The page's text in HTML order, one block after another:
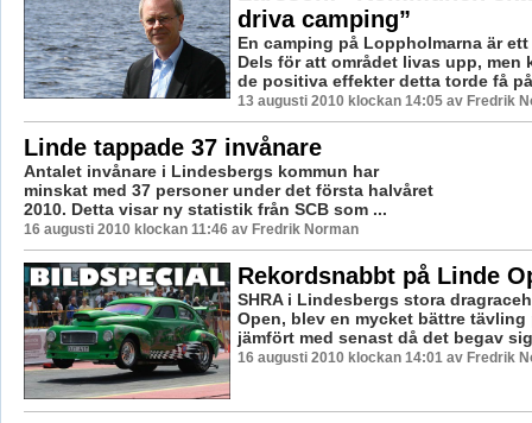
driva camping”
En camping på Loppholmarna är
Dels för att området livas upp, men
de positiva effekter detta torde få
13 augusti 2010 klockan 14:05 av Fredrik
Linde tappade 37 invånare
Antalet invånare i Lindesbergs kommun har
minskat med 37 personer under det första halvåret
2010. Detta visar ny statistik från SCB som ...
16 augusti 2010 klockan 11:46 av Fredrik Norman
Rekordsnabbt på Linde
SHRA i Lindesbergs stora
Open, blev en mycket bättre tävling
jämfört med senast då det begav
16 augusti 2010 klockan 14:01 av Fredrik